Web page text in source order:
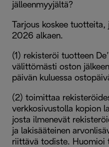
jälleenmyyjältä?
Tarjous koskee
2026 alkaen.
(1) rekisteröi tuotteen
välittömästi oston
päivän kuluessa
(2) toimittaa
verkkosivustolla kopion
josta ilmenevät
ja lakisääteinen
riittävä todiste. Huomioi